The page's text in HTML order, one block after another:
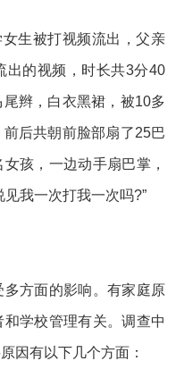
生被打视频流出，父亲
出的视频，时长共3分40
辫，白衣黑裙，被10多
后共朝前脸部扇了25巴
孩，一边动手扇巴掌，
我一次打我一次吗?”
方面的影响。有家庭原
学校管理有关。调查中
因有以下几个方面：